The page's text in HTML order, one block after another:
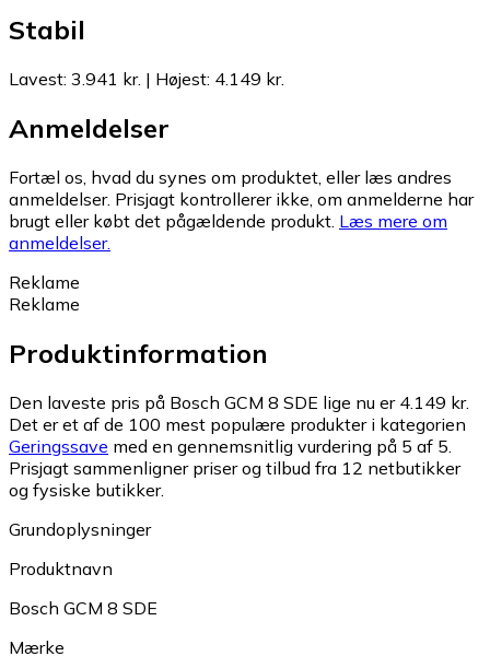
Stabil
Lavest: 3.941 kr. | Højest: 4.149 kr.
Anmeldelser
Fortæl os, hvad du synes om produktet, eller læs andres
anmeldelser. Prisjagt kontrollerer ikke, om anmelderne har
brugt eller købt det pågældende produkt. Læs mere om
anmeldelser.
Reklame
Reklame
Produktinformation
Den laveste pris på Bosch GCM 8 SDE lige nu er 4.149 kr.
Det er et af de 100 mest populære produkter i kategorien
Geringssave med en gennemsnitlig vurdering på 5 af 5.
Prisjagt sammenligner priser og tilbud fra 12 netbutikker
og fysiske butikker.
Grundoplysninger
Produktnavn
Bosch GCM 8 SDE
Mærke